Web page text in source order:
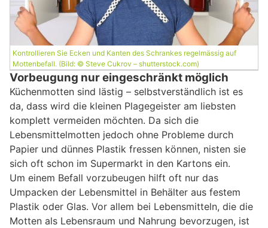
Kontrollieren Sie Ecken und Kanten des Schrankes regelmässig auf
Mottenbefall. (Bild: © Steve Cukrov – shutterstock.com)
Vorbeugung nur eingeschränkt möglich
Küchenmotten sind lästig – selbstverständlich ist es
da, dass wird die kleinen Plagegeister am liebsten
komplett vermeiden möchten. Da sich die
Lebensmittelmotten jedoch ohne Probleme durch
Papier und dünnes Plastik fressen können, nisten sie
sich oft schon im Supermarkt in den Kartons ein.
Um einem Befall vorzubeugen hilft oft nur das
Umpacken der Lebensmittel in Behälter aus festem
Plastik oder Glas. Vor allem bei Lebensmitteln, die die
Motten als Lebensraum und Nahrung bevorzugen, ist